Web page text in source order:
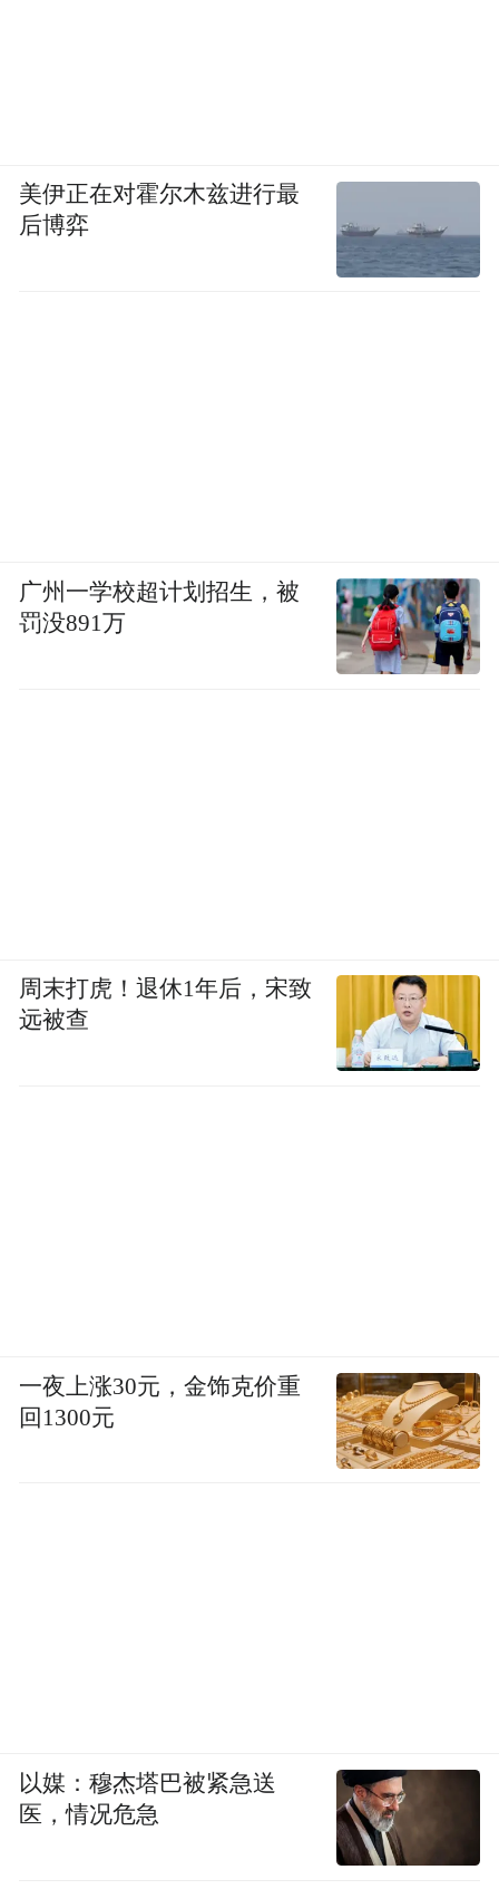
美伊正在对霍尔木兹进行最
后博弈
广州一学校超计划招生，被
罚没891万
周末打虎！退休1年后，宋致
远被查
一夜上涨30元，金饰克价重
回1300元
以媒：穆杰塔巴被紧急送
医，情况危急